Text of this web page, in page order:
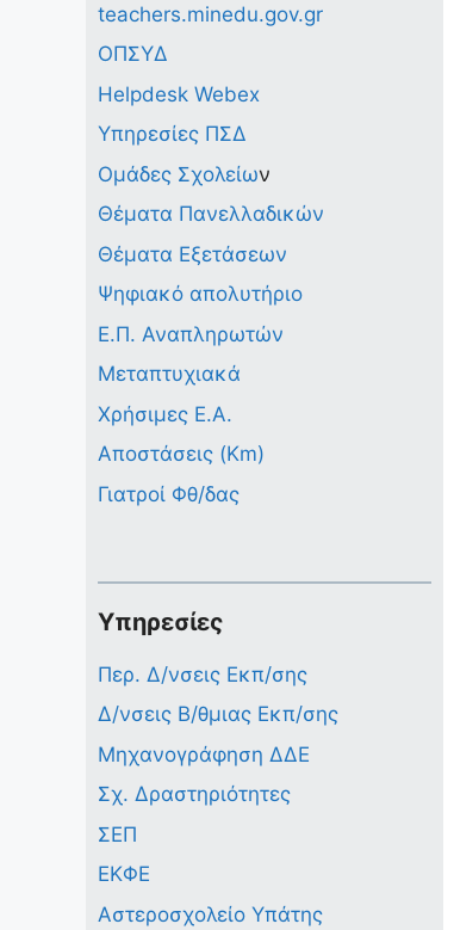
teachers.minedu.gov.gr
ΟΠΣΥΔ
Helpdesk Webex
Υπηρεσίες ΠΣΔ
Ομάδες Σχολείων
Θέματα Πανελλαδικών
Θέματα Εξετάσεων
Ψηφιακό απολυτήριο
Ε.Π. Αναπληρωτών
Μεταπτυχιακά
Χρήσιμες Ε.Α.
Αποστάσεις (Km)
Γιατροί Φθ/δας
Υπηρεσίες
Περ. Δ/νσεις Εκπ/σης
Δ/νσεις Β/θμιας Εκπ/σης
Μηχανογράφηση ΔΔΕ
Σχ. Δραστηριότητες
ΣΕΠ
ΕΚΦΕ
Αστεροσχολείο Υπάτης